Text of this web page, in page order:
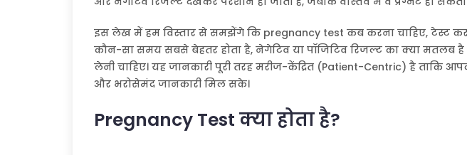
इस लेख में हम विस्तार से समझेंगे कि pregnancy test कब करना चाहिए, टेस्ट
कौन-सा समय सबसे बेहतर होता है, नेगेटिव या पॉजिटिव रिजल्ट का क्या मतलब
लेनी चाहिए। यह जानकारी पूरी तरह मरीज-केंद्रित (Patient-Centric) है ताकि
और भरोसेमंद जानकारी मिल सके।
Pregnancy Test क्या होता है?